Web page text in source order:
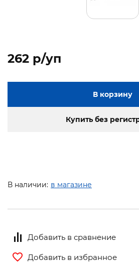
262 p/уп
В корзину
Купить без
В наличии: в магазине
Добавить в сравнение
Добавить в избранное